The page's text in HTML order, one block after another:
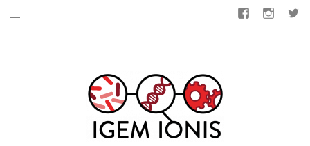
Aller
Facebook
SOUTENEZ-NOUS